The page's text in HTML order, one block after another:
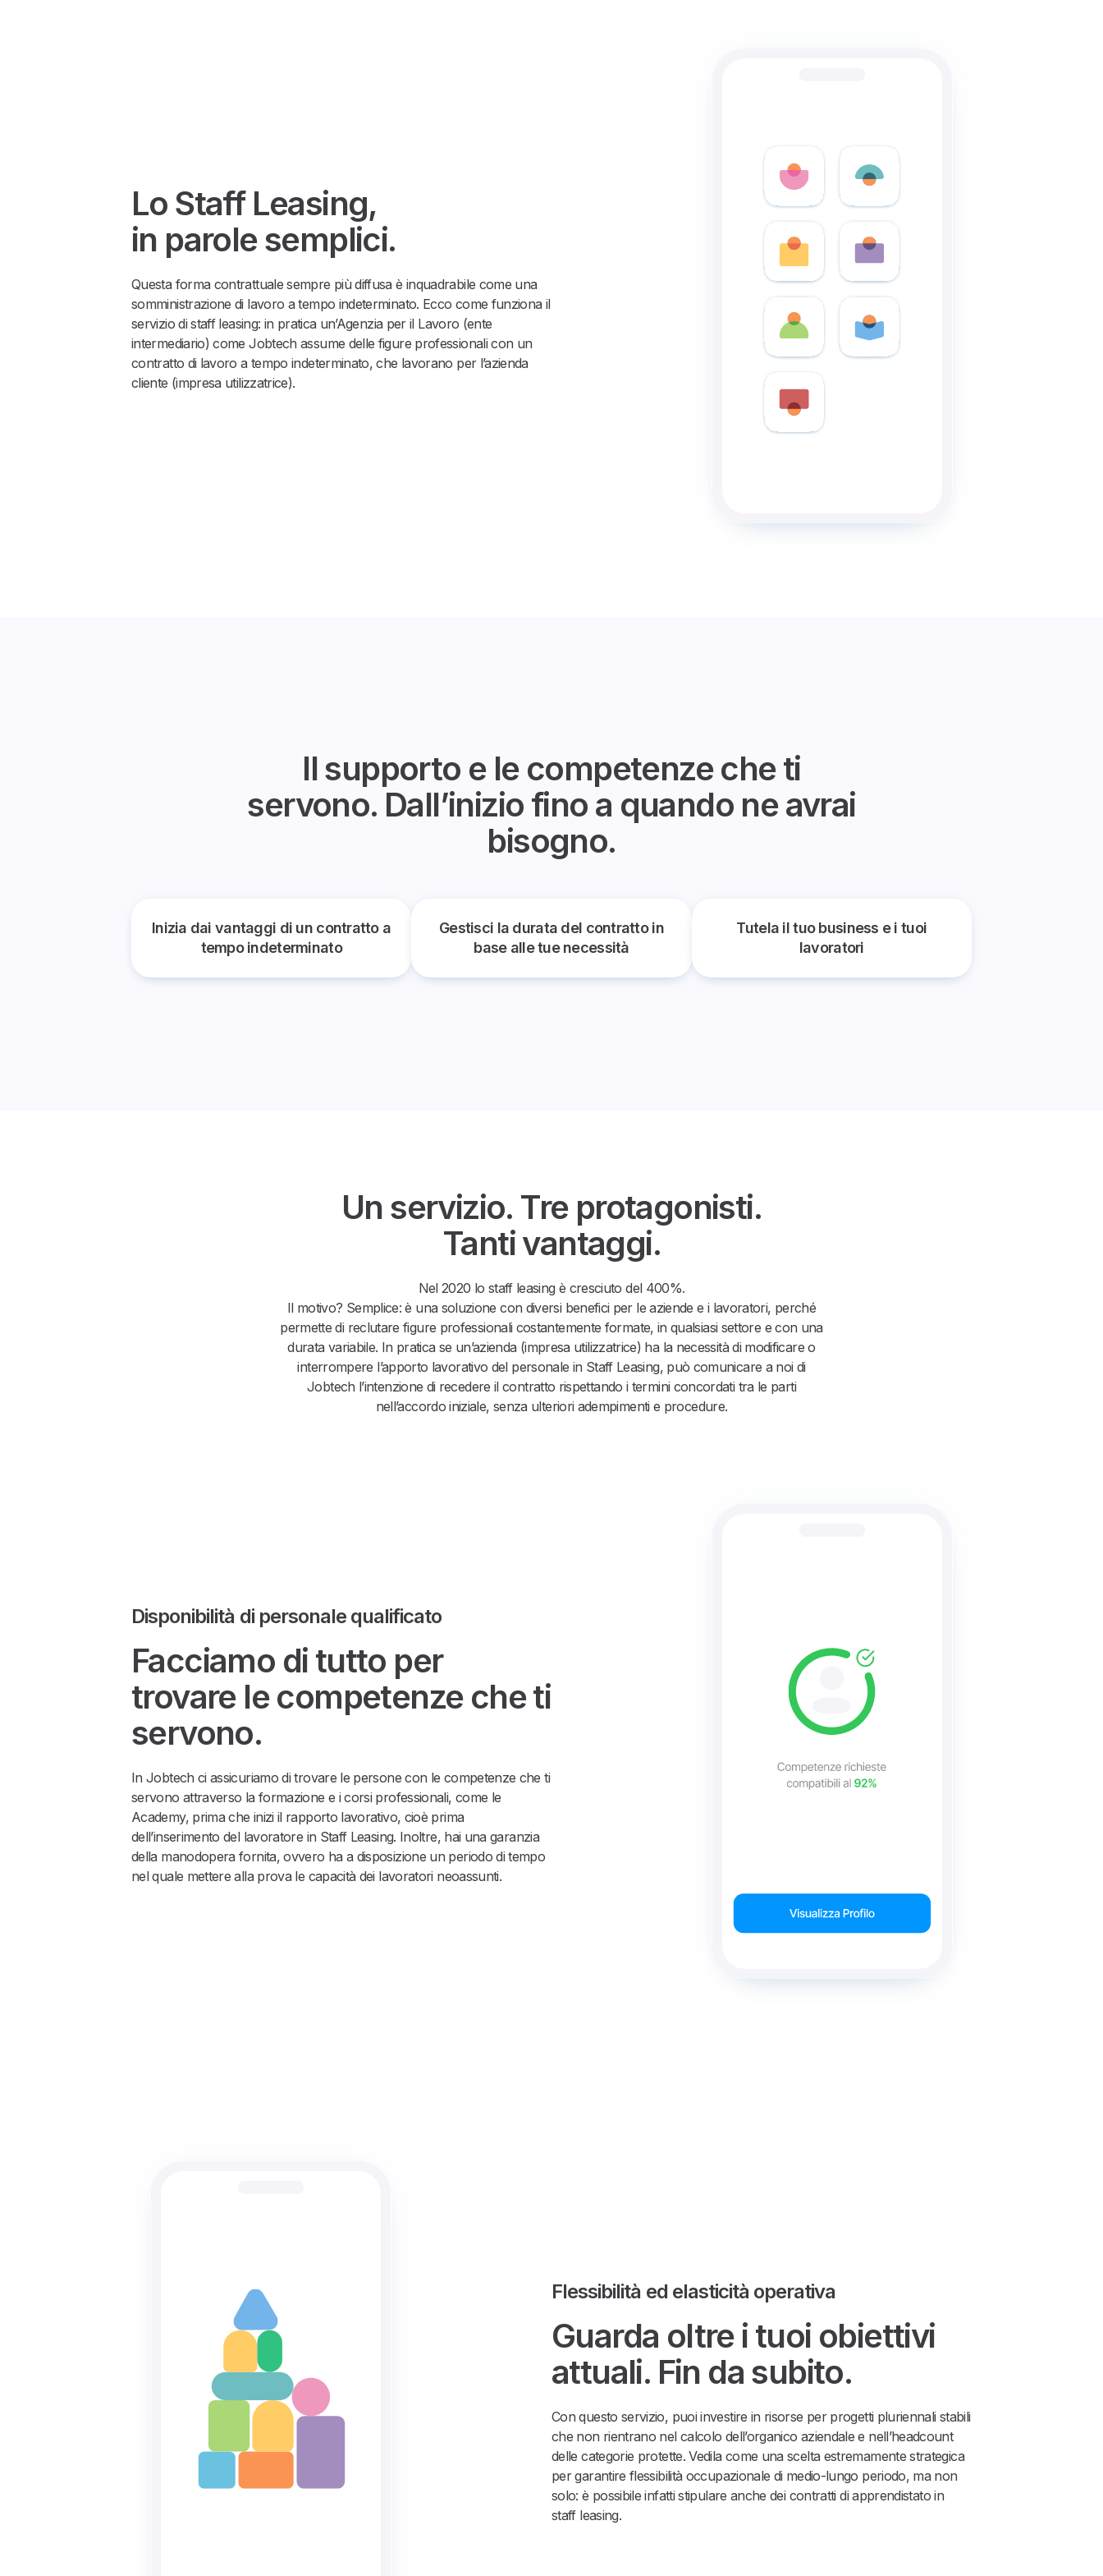
Lo Staff Leasing,
in parole semplici.
Questa forma contrattuale sempre più diffusa è inquadrabile come una
somministrazione di lavoro a tempo indeterminato. Ecco come funziona il
servizio di staff leasing: in pratica un’Agenzia per il Lavoro (ente
intermediario) come Jobtech assume delle figure professionali con un
contratto di lavoro a tempo indeterminato, che lavorano per l’azienda
cliente (impresa utilizzatrice).
Il supporto e le competenze che ti
servono. Dall’inizio fino a quando ne avrai
bisogno.
Inizia dai vantaggi di un contratto a
tempo indeterminato
Gestisci la durata del contratto in
base alle tue necessità
Tutela il tuo business e i tuoi
lavoratori
Un servizio. Tre protagonisti.
Tanti vantaggi.
Nel 2020 lo staff leasing è cresciuto del 400%.
Il motivo? Semplice: è una soluzione con diversi benefici per le aziende e i lavoratori, perché
permette di reclutare figure professionali costantemente formate, in qualsiasi settore e con una
durata variabile. In pratica se un’azienda (impresa utilizzatrice) ha la necessità di modificare o
interrompere l’apporto lavorativo del personale in Staff Leasing, può comunicare a noi di
Jobtech l’intenzione di recedere il contratto rispettando i termini concordati tra le parti
nell’accordo iniziale, senza ulteriori adempimenti e procedure.
Disponibilità di personale qualificato
Facciamo di tutto per
trovare le competenze che ti
servono.
In Jobtech ci assicuriamo di trovare le persone con le competenze che ti
servono attraverso la formazione e i corsi professionali, come le
Academy, prima che inizi il rapporto lavorativo, cioè prima
dell’inserimento del lavoratore in Staff Leasing. Inoltre, hai una garanzia
della manodopera fornita, ovvero ha a disposizione un periodo di tempo
nel quale mettere alla prova le capacità dei lavoratori neoassunti.
Flessibilità ed elasticità operativa
Guarda oltre i tuoi obiettivi
attuali. Fin da subito.
Con questo servizio, puoi investire in risorse per progetti pluriennali stabili
che non rientrano nel calcolo dell’organico aziendale e nell’headcount
delle categorie protette. Vedila come una scelta estremamente strategica
per garantire flessibilità occupazionale di medio-lungo periodo, ma non
solo: è possibile infatti stipulare anche dei contratti di apprendistato in
staff leasing.